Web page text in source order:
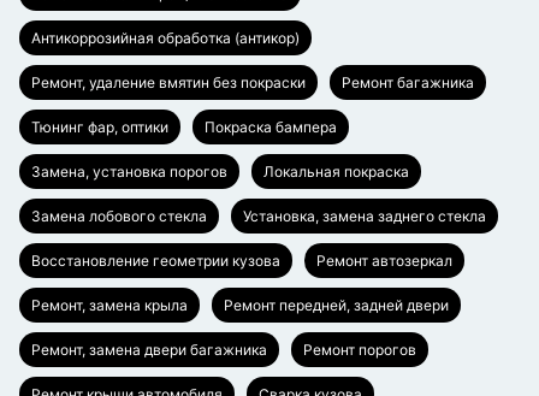
Антикоррозийная обработка (антикор)
Ремонт, удаление вмятин без покраски Ремонт багажника
Тюнинг фар, оптики Покраска бампера
Замена, установка порогов Локальная покраска
Замена лобового стекла Установка, замена заднего стекла
Восстановление геометрии кузова Ремонт автозеркал
Ремонт, замена крыла Ремонт передней, задней двери
Ремонт, замена двери багажника Ремонт порогов